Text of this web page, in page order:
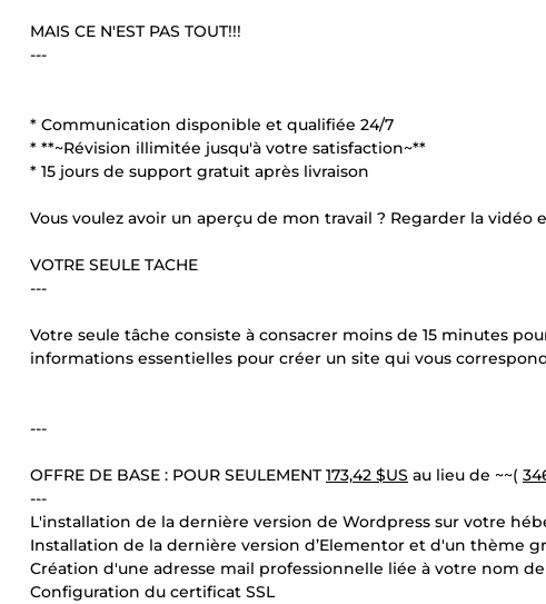
MAIS CE N'EST PAS TOUT!!!
---
* Communication disponible et qualifiée 24/7
* **~Révision illimitée jusqu'à votre satisfaction~**
* 15 jours de support gratuit après livraison
Vous voulez avoir un aperçu de mon travail ? Regarder la vidéo
VOTRE SEULE TACHE
---
Votre seule tâche consiste à consacrer moins de 15 minutes
informations essentielles pour créer un site qui vous correspond
---
OFFRE DE BASE : POUR SEULEMENT173,42 $US au lieu de ~~(
---
L'installation de la dernière version de Wordpress sur votre
Installation de la dernière version d’Elementor et d'un thème
Création d'une adresse mail professionnelle liée à votre nom
Configuration du certificat SSL